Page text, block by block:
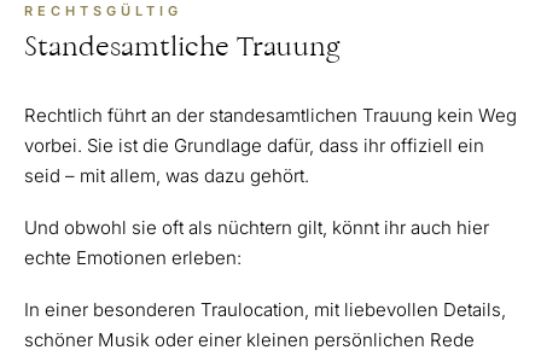
RECHTSGÜLTIG
Standesamtliche Trauung
Rechtlich führt an der standesamtlichen Trauung kein Weg
vorbei. Sie ist die Grundlage dafür, dass ihr offiziell ein
seid – mit allem, was dazu gehört.
Und obwohl sie oft als nüchtern gilt, könnt ihr auch hier
echte Emotionen erleben:
In einer besonderen Traulocation, mit liebevollen Details,
schöner Musik oder einer kleinen persönlichen Rede